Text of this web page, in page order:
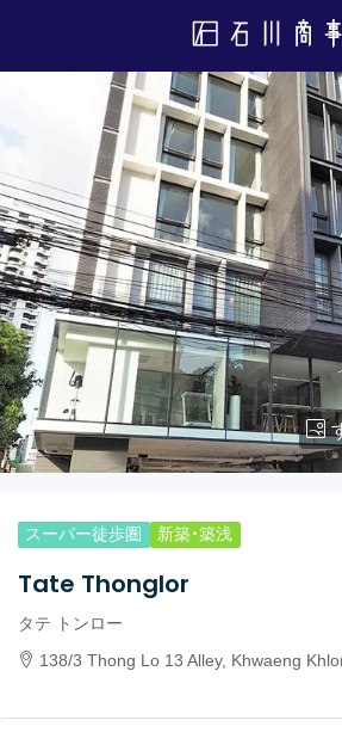
スーパー徒歩圏 新築・築浅
Tate Thonglor
タテ トンロー
138/3 Thong Lo 13 Alley, Khwaeng Khlong Tan Nuea, Watthana,